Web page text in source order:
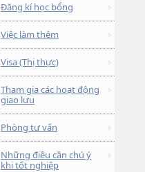
Đăng kí học bổng
Việc làm thêm
Visa (Thị thực)
Tham gia các hoạt động
giao lưu
Phòng tư vấn
Những điều cần chú ý
khi tốt nghiệp